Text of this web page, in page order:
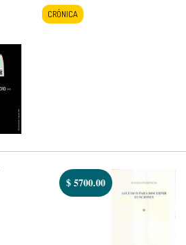
CRÓNICA
$5700.00